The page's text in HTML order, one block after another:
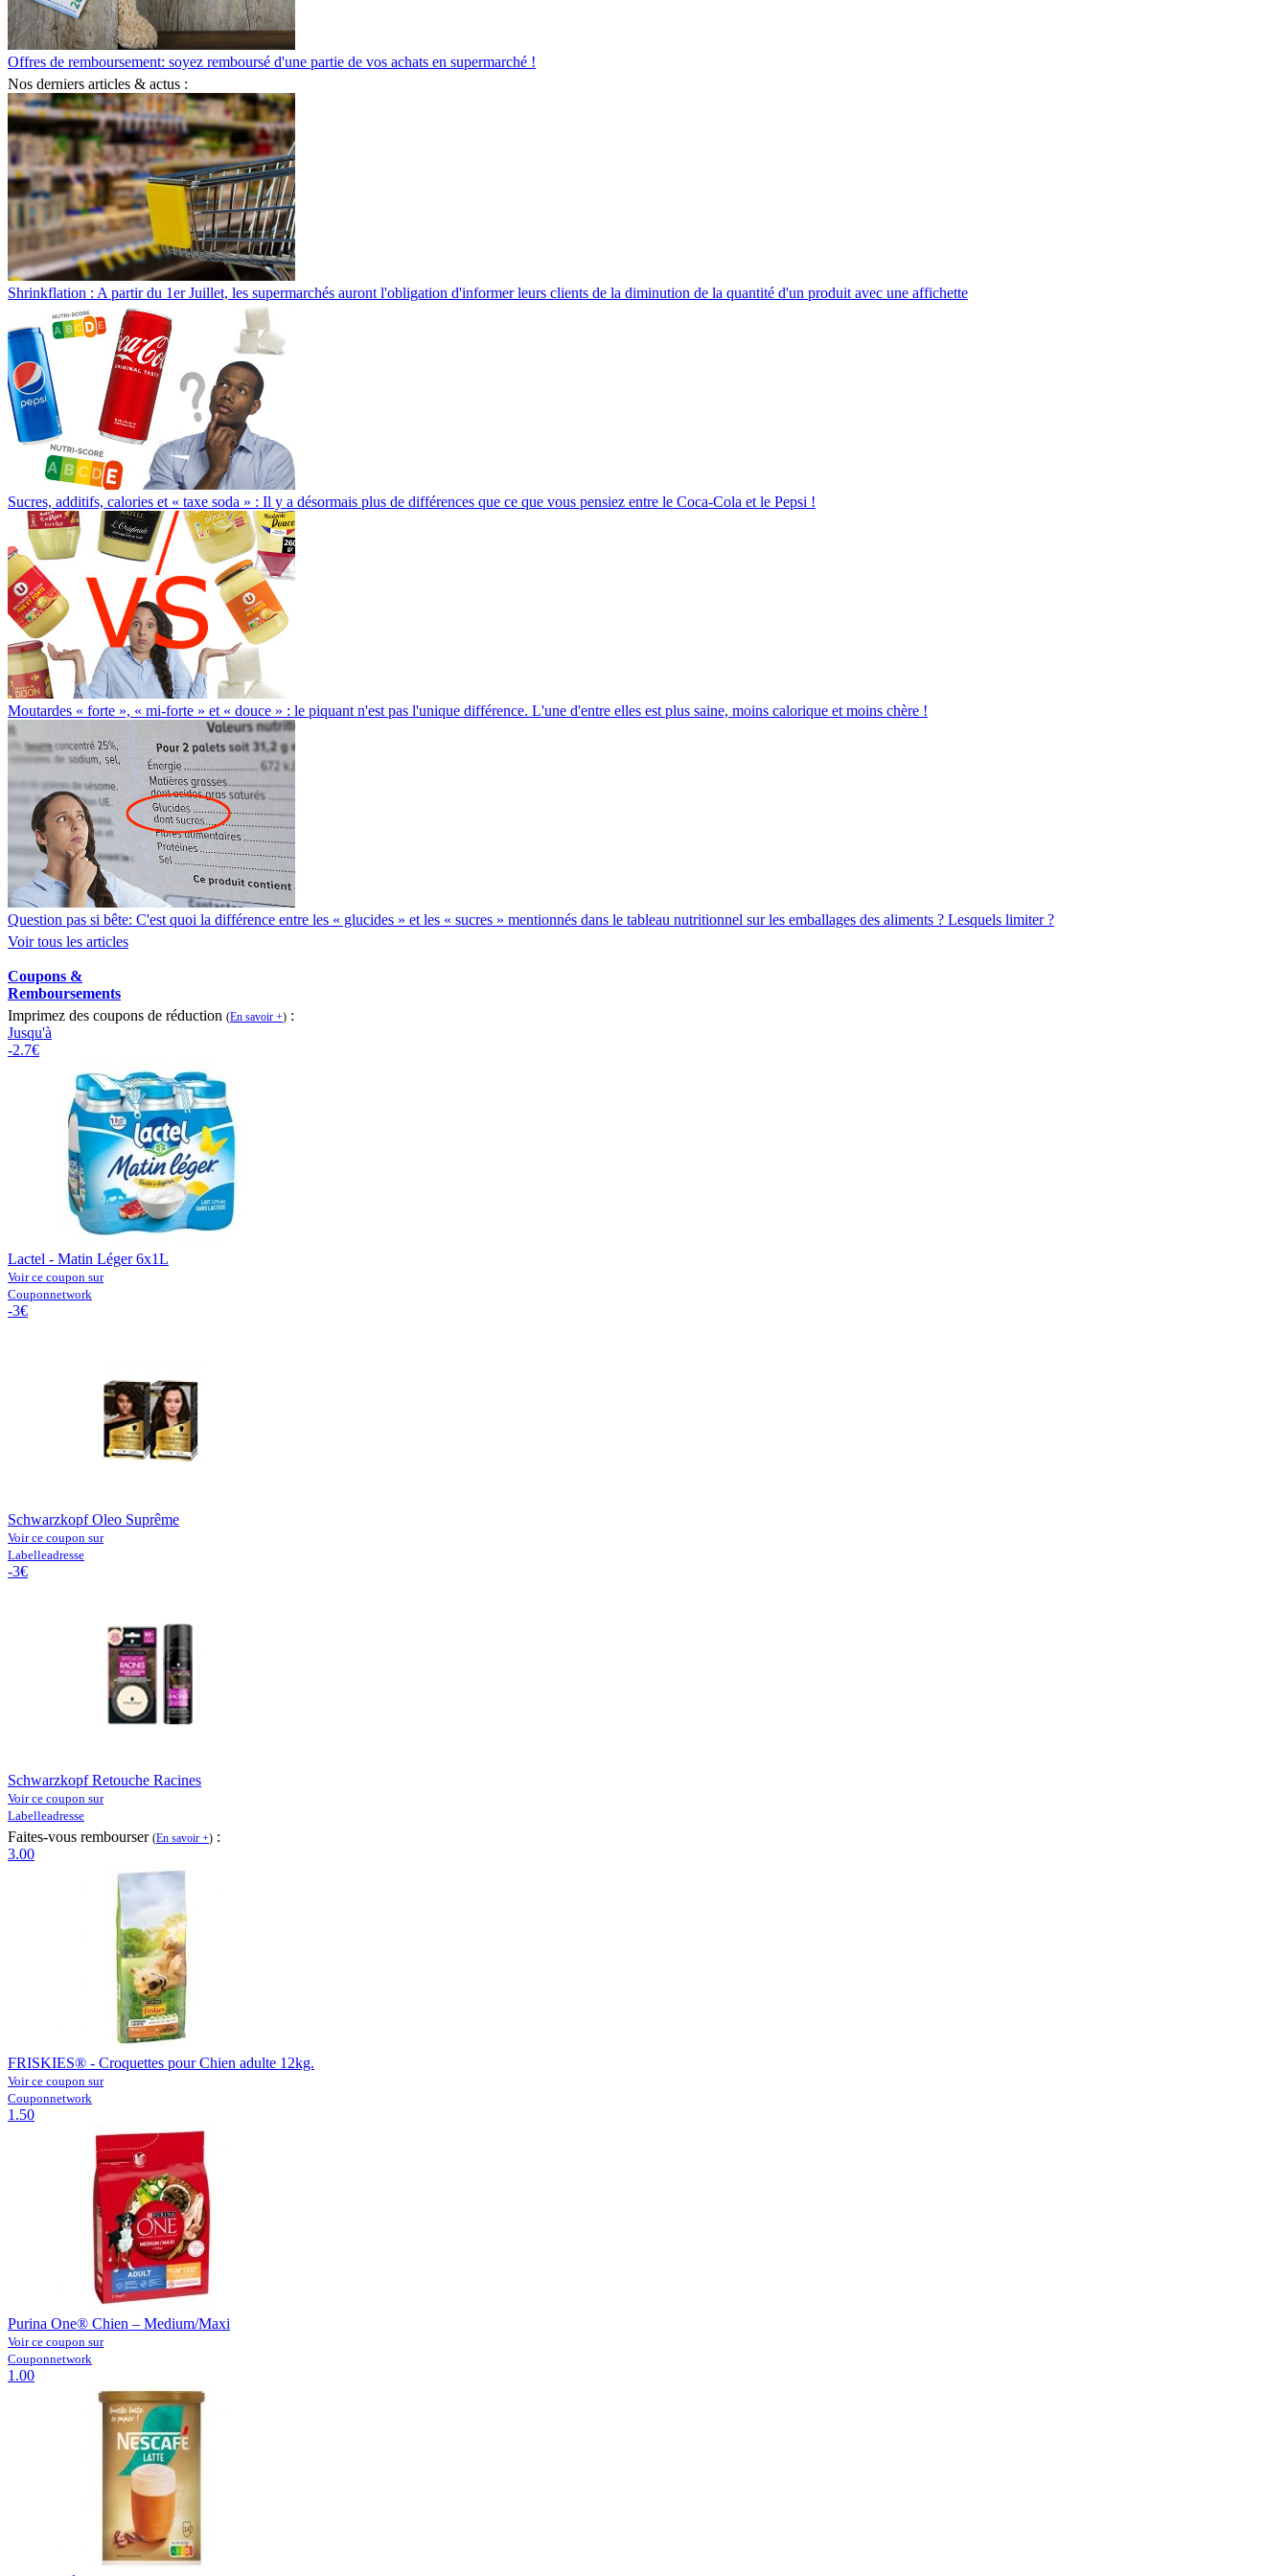
Offres de remboursement: soyez remboursé d'une partie de vos achats en supermarché !
Nos derniers articles & actus :
Shrinkflation : A partir du 1er Juillet, les supermarchés auront l'obligation d'informer leurs clients de la diminution de la quantité d'un produit avec une affichette
Sucres, additifs, calories et « taxe soda » : Il y a désormais plus de différences que ce que vous pensiez entre le Coca-Cola et le Pepsi !
Moutardes « forte », « mi-forte » et « douce » : le piquant n'est pas l'unique différence. L'une d'entre elles est plus saine, moins calorique et moins chère !
Question pas si bête: C'est quoi la différence entre les « glucides » et les « sucres » mentionnés dans le tableau nutritionnel sur les emballages des aliments ? Lesquels limiter ?
Voir tous les articles
Coupons &
Remboursements
Imprimez des coupons de réduction (En savoir +) :
Jusqu'à
-2.7€
Lactel - Matin Léger 6x1L
Voir ce coupon sur
Couponnetwork
-3€
Schwarzkopf Oleo Suprême
Voir ce coupon sur
Labelleadresse
-3€
Schwarzkopf Retouche Racines
Voir ce coupon sur
Labelleadresse
Faites-vous rembourser (En savoir +) :
3.00
FRISKIES® - Croquettes pour Chien adulte 12kg.
Voir ce coupon sur
Couponnetwork
1.50
Purina One® Chien – Medium/Maxi
Voir ce coupon sur
Couponnetwork
1.00